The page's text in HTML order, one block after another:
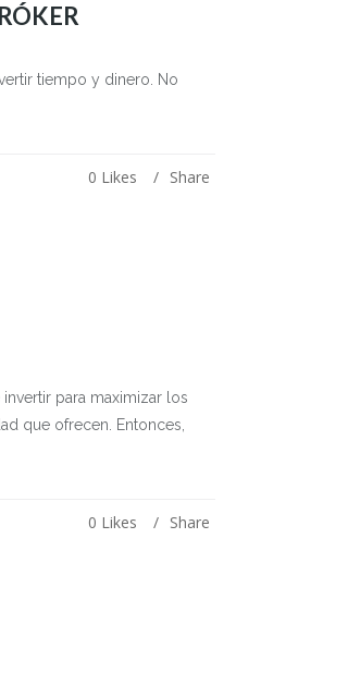
tiempo y dinero. No
Share
0 Likes
para maximizar los
que ofrecen. Entonces,
Share
0 Likes